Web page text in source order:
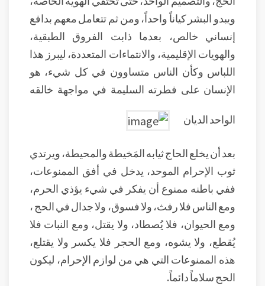
ويبدو البشر كياناً واحداً، ومن ثم تتعامل معهم بدافع
إنساني خالص، بعدما ذابت الفروق الطبقية،
والهويات الإقليمية، والانتماءات المتعددة، ليبرز هذا
اللباس وكأن الناس متساوون في كل شيء، هو
الإنسان على فطرته السليمة في مواجهة خالقه
الواحد الديان
بعد أن يخلع الحاج ثيابه المَخيطة والمحيطة، ويرتدي
ثوب الإحرام الموحد، يدخل في أفق الممنوعات،
ففي باطنه ممنوع أن يفكر في شيء يؤذي الحرم،
ومع الناس فلا رفث، ولا فسوق، ولا جدال في الحج ،
ومع الحيوان، فلا يُصطاد، ولا يقتل، ومع النبات فلا
يُقطع، ولا يشوه، ومع الحجر فلا يكسر ولا يقتلع،
هذه الممنوعات التي هي من لوازم الإحرام، ليكون
الحج سلاماً دائماً.